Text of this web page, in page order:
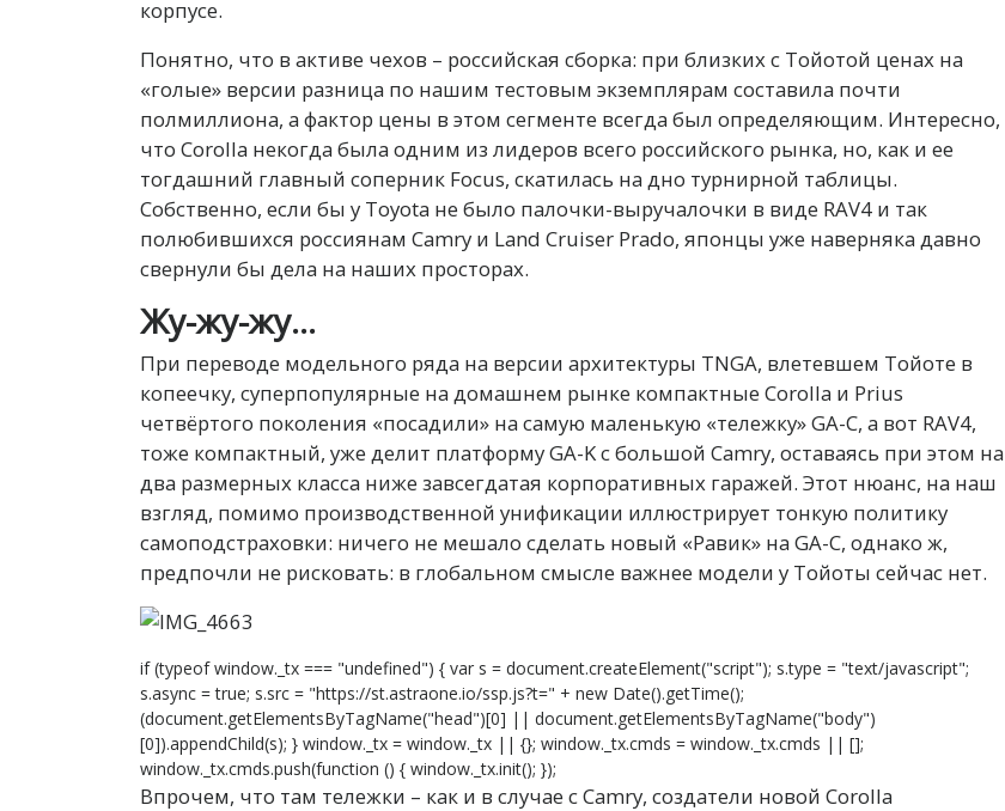
корпусе.
Понятно, что в активе чехов – российская сборка: при близких с Тойотой ценах на
«голые» версии разница по нашим тестовым экземплярам составила почти
полмиллиона, а фактор цены в этом сегменте всегда был определяющим. Интересно,
что Corolla некогда была одним из лидеров всего российского рынка, но, как и ее
тогдашний главный соперник Focus, скатилась на дно турнирной таблицы.
Собственно, если бы у Toyota не было палочки-выручалочки в виде RAV4 и так
полюбившихся россиянам Camry и Land Cruiser Prado, японцы уже наверняка давно
свернули бы дела на наших просторах.
Жу-жу-жу…
При переводе модельного ряда на версии архитектуры TNGA, влетевшем Тойоте в
копеечку, суперпопулярные на домашнем рынке компактные Corolla и Prius
четвёртого поколения «посадили» на самую маленькую «тележку» GA-C, а вот RAV4,
тоже компактный, уже делит платформу GA-K с большой Camry, оставаясь при этом на
два размерных класса ниже завсегдатая корпоративных гаражей. Этот нюанс, на наш
взгляд, помимо производственной унификации иллюстрирует тонкую политику
самоподстраховки: ничего не мешало сделать новый «Равик» на GA-C, однако ж,
предпочли не рисковать: в глобальном смысле важнее модели у Тойоты сейчас нет.
if (typeof window._tx === "undefined") { var s = document.createElement("script"); s.type = "text/javascript";
s.async = true; s.src = "https://st.astraone.io/ssp.js?t=" + new Date().getTime();
(document.getElementsByTagName("head")[0] || document.getElementsByTagName("body")
[0]).appendChild(s); } window._tx = window._tx || {}; window._tx.cmds = window._tx.cmds || [];
window._tx.cmds.push(function () { window._tx.init(); });
Впрочем, что там тележки – как и в случае с Camry, создатели новой Corolla